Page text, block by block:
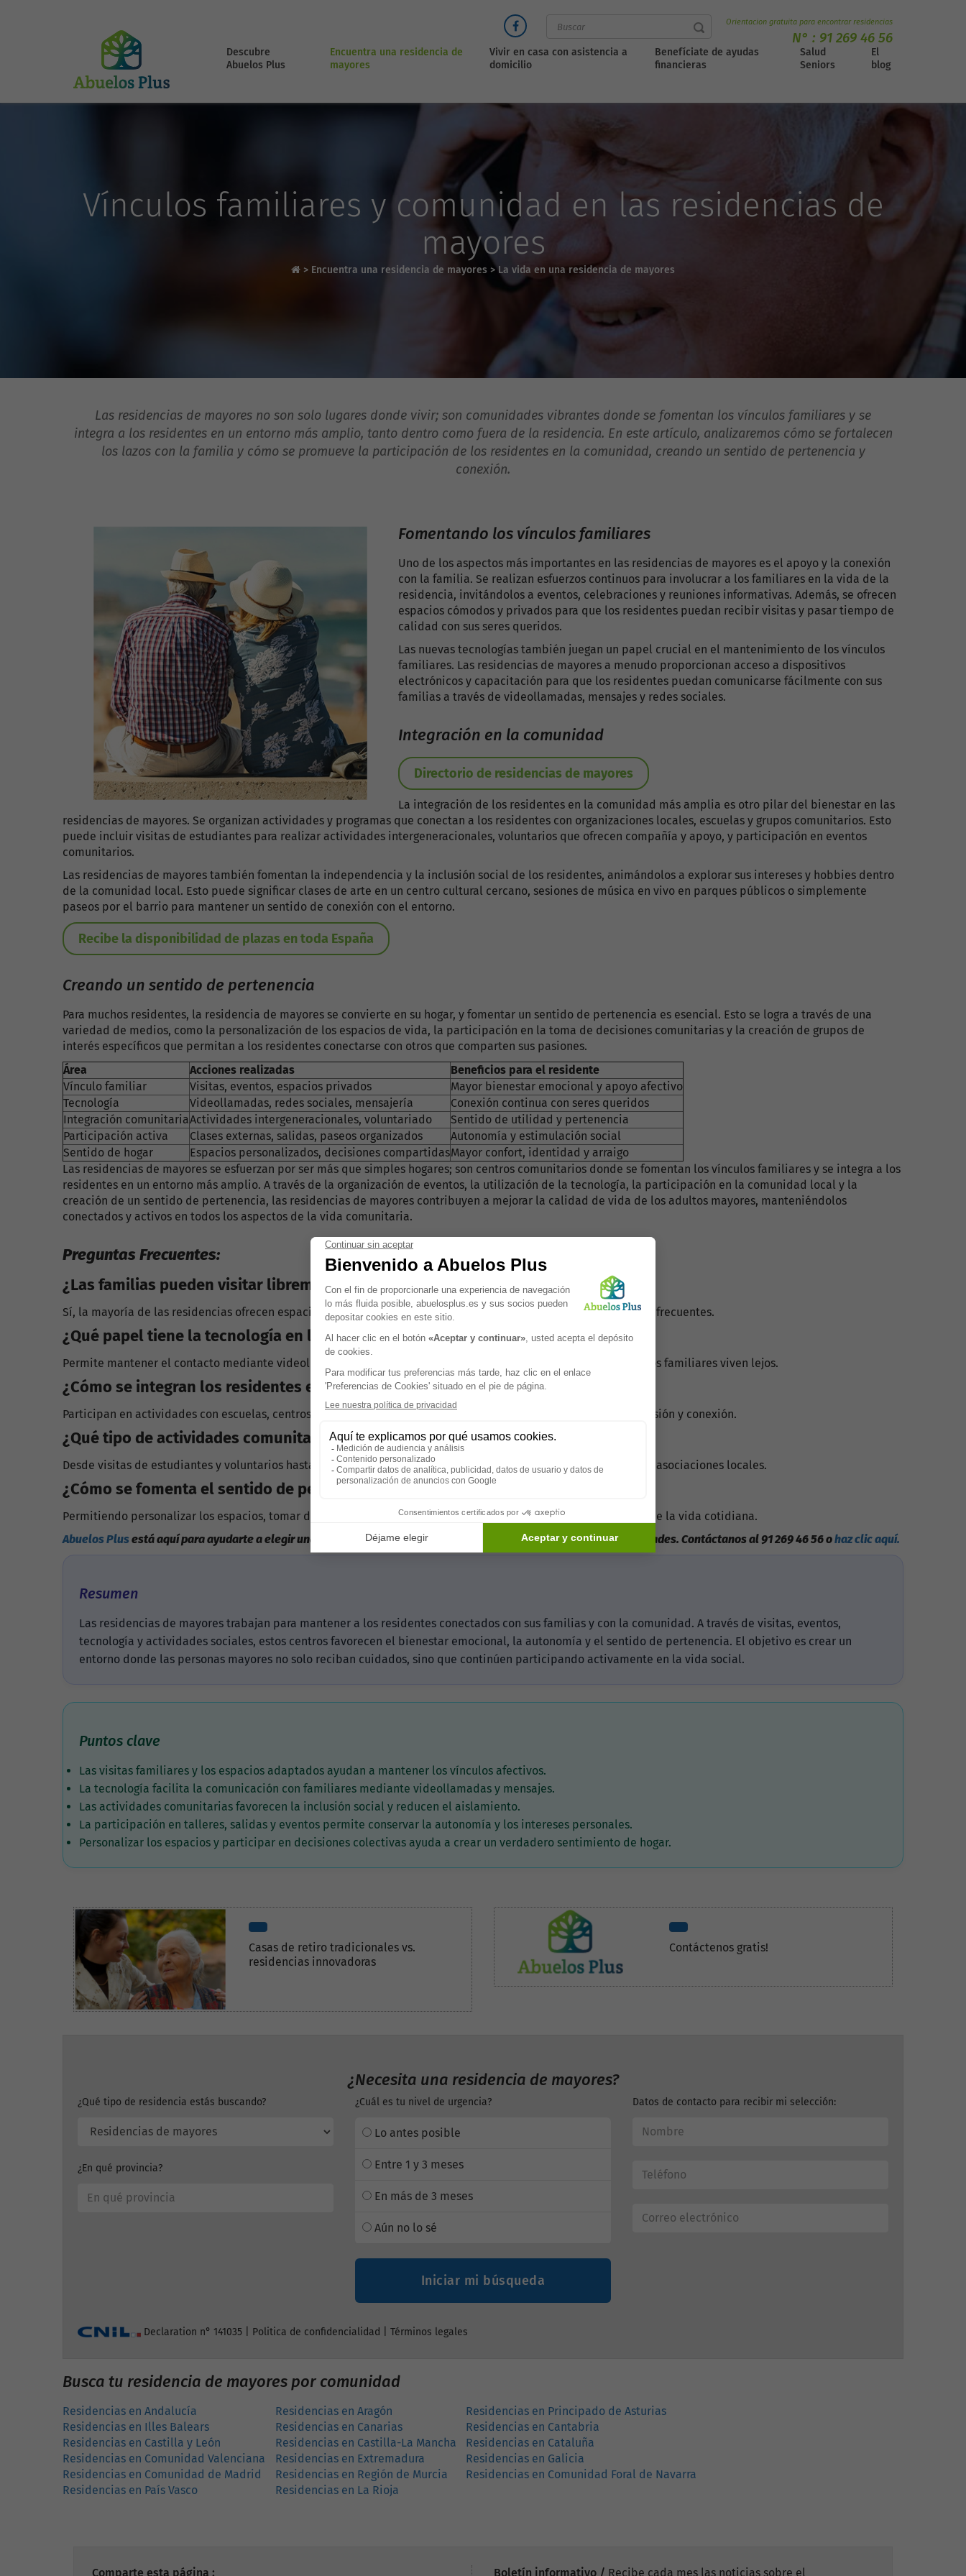
Orientacion gratuita para encontrar residencias
N° : 91 269 46 56
Descubre
Abuelos Plus
Encuentra una residencia de
mayores
Vivir en casa con asistencia a
domicilio
Benefíciate de ayudas
financieras
Salud
Seniors
El
blog
Vínculos familiares y comunidad en las residencias de
mayores
> Encuentra una residencia de mayores >La vida en una residencia de mayores
Las residencias de mayores no son solo lugares donde vivir; son comunidades vibrantes donde se fomentan los vínculos familiares y se
integra a los residentes en un entorno más amplio, tanto dentro como fuera de la residencia. En este artículo, analizaremos cómo se fortalecen
los lazos con la familia y cómo se promueve la participación de los residentes en la comunidad, creando un sentido de pertenencia y
conexión.
Fomentando los vínculos familiares
Uno de los aspectos más importantes en las residencias de mayores es el apoyo y la conexión
con la familia. Se realizan esfuerzos continuos para involucrar a los familiares en la vida de la
residencia, invitándolos a eventos, celebraciones y reuniones informativas. Además, se ofrecen
espacios cómodos y privados para que los residentes puedan recibir visitas y pasar tiempo de
calidad con sus seres queridos.
Las nuevas tecnologías también juegan un papel crucial en el mantenimiento de los vínculos
familiares. Las residencias de mayores a menudo proporcionan acceso a dispositivos
electrónicos y capacitación para que los residentes puedan comunicarse fácilmente con sus
familias a través de videollamadas, mensajes y redes sociales.
Integración en la comunidad
Directorio de residencias de mayores
La integración de los residentes en la comunidad más amplia es otro pilar del bienestar en las
residencias de mayores. Se organizan actividades y programas que conectan a los residentes con organizaciones locales, escuelas y grupos comunitarios. Esto
puede incluir visitas de estudiantes para realizar actividades intergeneracionales, voluntarios que ofrecen compañía y apoyo, y participación en eventos
comunitarios.
Las residencias de mayores también fomentan la independencia y la inclusión social de los residentes, animándolos a explorar sus intereses y hobbies dentro
de la comunidad local. Esto puede significar clases de arte en un centro cultural cercano, sesiones de música en vivo en parques públicos o simplemente
paseos por el barrio para mantener un sentido de conexión con el entorno.
Recibe la disponibilidad de plazas en toda España
Creando un sentido de pertenencia
Para muchos residentes, la residencia de mayores se convierte en su hogar, y fomentar un sentido de pertenencia es esencial. Esto se logra a través de una
variedad de medios, como la personalización de los espacios de vida, la participación en la toma de decisiones comunitarias y la creación de grupos de
interés específicos que permitan a los residentes conectarse con otros que comparten sus pasiones.
Área
Acciones realizadas
Beneficios para el residente
Vínculo familiar
Visitas, eventos, espacios privados
Mayor bienestar emocional y apoyo afectivo
Tecnología
Videollamadas, redes sociales, mensajería
Conexión continua con seres queridos
Integración comunitariaActividades intergeneracionales, voluntariado
Sentido de utilidad y pertenencia
Participación activa
Clases externas, salidas, paseos organizados
Autonomía y estimulación social
Sentido de hogar
Espacios personalizados, decisiones compartidasMayor confort, identidad y arraigo
Las residencias de mayores se esfuerzan por ser más que simples hogares; son centros comunitarios donde se fomentan los vínculos familiares y se integra a los
residentes en un entorno más amplio. A través de la organización de eventos, la utilización de la tecnología, la participación en la comunidad local y la
creación de un sentido de pertenencia, las residencias de mayores contribuyen a mejorar la calidad de vida de los adultos mayores, manteniéndolos
conectados y activos en todos los aspectos de la vida comunitaria.
Preguntas Frecuentes:
¿Las familias pueden visitar libremente a los residentes?
Sí, la mayoría de las residencias ofrecen espacios privados y horarios amplios para facilitar las visitas familiares frecuentes.
¿Qué papel tiene la tecnología en la conexión familiar?
Permite mantener el contacto mediante videollamadas, mensajes o redes sociales, especialmente útil cuando los familiares viven lejos.
¿Cómo se integran los residentes en la comunidad local?
Participan en actividades con escuelas, centros culturales y eventos públicos, lo que refuerza su sentido de inclusión y conexión.
¿Qué tipo de actividades comunitarias se organizan?
Desde visitas de estudiantes y voluntarios hasta salidas culturales, música en vivo, clases externas o talleres con asociaciones locales.
¿Cómo se fomenta el sentido de pertenencia en la residencia?
Permitiendo personalizar los espacios, tomar decisiones en grupo, crear vínculos sociales y formar parte activa de la vida cotidiana.
Abuelos Plus está aquí para ayudarte a elegir una residencia o centro de cuidado que mejor se adapte a tus necesidades. Contáctanos al 91 269 46 56 ohaz clic aquí.
Resumen
Las residencias de mayores trabajan para mantener a los residentes conectados con sus familias y con la comunidad. A través de visitas, eventos,
tecnología y actividades sociales, estos centros favorecen el bienestar emocional, la autonomía y el sentido de pertenencia. El objetivo es crear un
entorno donde las personas mayores no solo reciban cuidados, sino que continúen participando activamente en la vida social.
Puntos clave
Las visitas familiares y los espacios adaptados ayudan a mantener los vínculos afectivos.
La tecnología facilita la comunicación con familiares mediante videollamadas y mensajes.
Las actividades comunitarias favorecen la inclusión social y reducen el aislamiento.
La participación en talleres, salidas y eventos permite conservar la autonomía y los intereses personales.
Personalizar los espacios y participar en decisiones colectivas ayuda a crear un verdadero sentimiento de hogar.
Casas de retiro tradicionales vs.
residencias innovadoras
Contáctenos gratis!
¿Necesita una residencia de mayores?
¿Qué tipo de residencia estás buscando?
¿En qué provincia?
¿Cuál es tu nivel de urgencia?
Lo antes posible
Entre 1 y 3 meses
En más de 3 meses
Aún no lo sé
Iniciar mi búsqueda
Datos de contacto para recibir mi selección:
Declaration n° 141035 | Politica de confidencialidad Términos legales
Busca tu residencia de mayores por comunidad
Residencias en Andalucía Residencias en Aragón
Residencias en Principado de Asturias
Residencias en Illes Balears
Residencias en Canarias
Residencias en Cantabria
Residencias en Castilla y León
Residencias en Castilla-La Mancha
Residencias en Cataluña
Residencias en Comunidad Valenciana
Residencias en Extremadura
Residencias en Galicia
Residencias en Comunidad de Madrid
Residencias en Región de Murcia
Residencias en Comunidad Foral de Navarra
Residencias en País Vasco
Residencias en La Rioja
Comparte esta página : Boletín informativo / Recibe cada mes las noticias sobre el